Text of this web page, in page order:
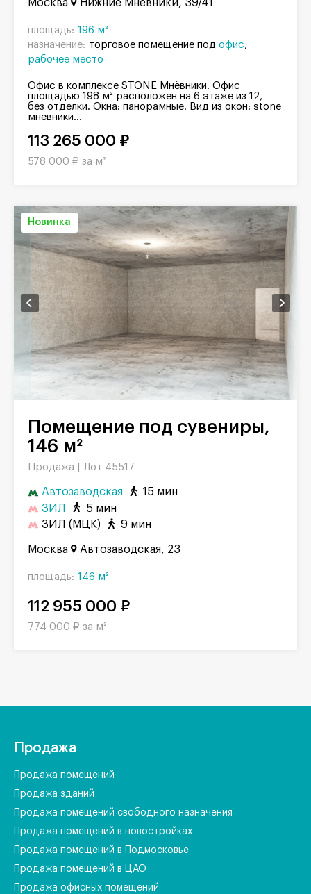
Москва Нижние Мнёвники, 39/41
площадь: 196 м²
назначение: торговое помещение под офис
рабочее место
Офис в комплексе STONE Мнёвники. Офис
площадью 198 м² расположен на 6 этаже из 12,
без отделки. Окна: панорамные. Вид из окон: stone
мнёвники...
113 265 000 ₽
578 000 ₽ за м²
Новинка
Помещение под сувениры,
146 м²
Продажа | Лот 45517
Автозаводская
15 мин
ЗИЛ
5 мин
ЗИЛ (МЦК)
9 мин
Москва Автозаводская, 23
площадь: 146 м²
112 955 000 ₽
774 000 ₽ за м²
Продажа
Продажа помещений
Продажа зданий
Продажа помещений свободного назначения
Продажа помещений в новостройках
Продажа помещений в Подмосковье
Продажа помещений в ЦАО
Продажа офисных помещений